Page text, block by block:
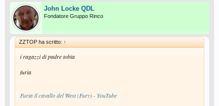
John Locke QDL
Fondatore Gruppo Rinco
ZZTOP ha scritto: ↑
i ragazzi di padre tobia
furia
Furia il cavallo del West (Fury) - YouTube